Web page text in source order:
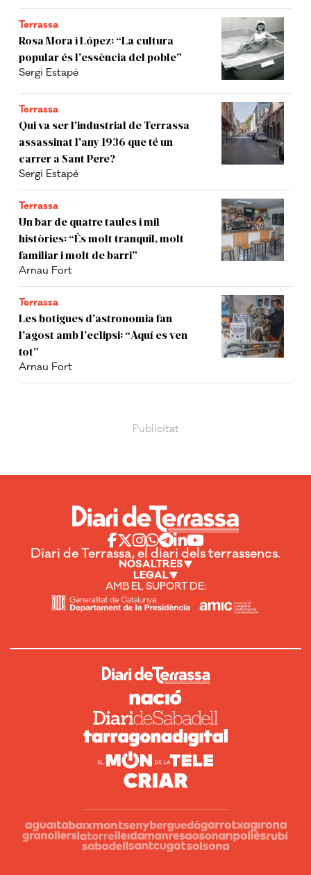
Terrassa
Rosa Mora i López: “La cultura
popular és l’essència del poble”
Sergi Estapé
Terrassa
Qui va ser l'industrial de Terrassa
assassinat l'any 1936 que té un
carrer a Sant Pere?
Sergi Estapé
Terrassa
Un bar de quatre taules i mil
històries: “És molt tranquil, molt
familiar i molt de barri”
Arnau Fort
Terrassa
Les botigues d’astronomia fan
l’agost amb l’eclipsi: “Aquí es ven
tot”
Arnau Fort
Diari de Terrassa, el diari dels terrassencs.
NOSALTRES
LEGAL
AMB EL SUPORT DE: